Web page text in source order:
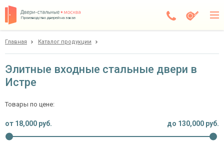
Производство дверей на заказ
Доставка
Установка
Галерея
Главная Каталог продукции
Элитные входные стальные двери в
Истре
Товары по цене:
от 18,000 руб. до 130,000 руб.